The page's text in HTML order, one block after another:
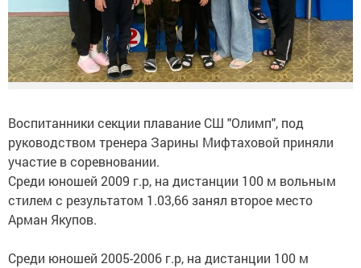
Воспитанники секции плавание СШ "Олимп", под
руководством тренера Зарины Мифтаховой приняли
участие в соревновании.
Среди юношей 2009 г.р, на дистанции 100 м вольным
стилем с результатом 1.03,66 занял второе место
Арман Якупов.
Среди юношей 2005-2006 г.р, на дистанции 100 м